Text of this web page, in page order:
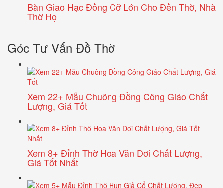
Bàn Giao Hạc Đồng Cỡ Lớn Cho Đền Thờ, Nhà
Thờ Họ
Góc Tư Vấn Đồ Thờ
Xem 22+ Mẫu Chuông Đồng Công Giáo Chất
Lượng, Giá Tốt
Xem 8+ Đỉnh Thờ Hoa Văn Dơi Chất Lượng,
Giá Tốt Nhất